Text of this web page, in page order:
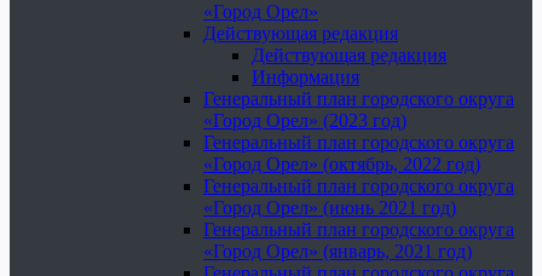
«Город Орел»
Действующая редакция
Действующая редакция
Информация
Генеральный план городского округа
«Город Орел» (2023 год)
Генеральный план городского округа
«Город Орел» (октябрь, 2022 год)
Генеральный план городского округа
«Город Орел» (июнь 2021 год)
Генеральный план городского округа
«Город Орел» (январь, 2021 год)